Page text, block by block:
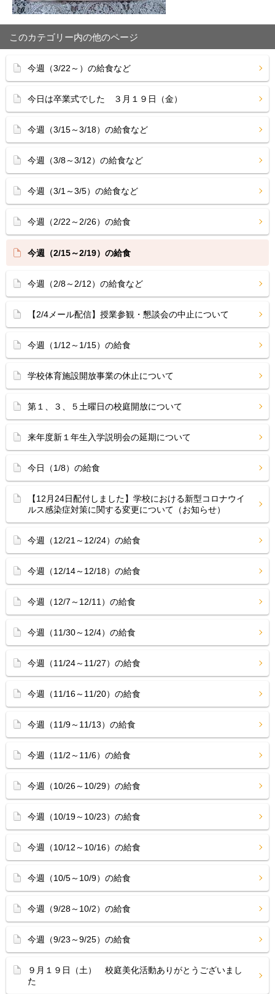
このカテゴリー内の他のページ
今週（3/22～）の給食など
今日は卒業式でした ３月１９日（金）
今週（3/15～3/18）の給食など
今週（3/8～3/12）の給食など
今週（3/1～3/5）の給食など
今週（2/22～2/26）の給食
今週（2/15～2/19）の給食
今週（2/8～2/12）の給食など
【2/4メール配信】授業参観・懇談会の中止について
今週（1/12～1/15）の給食
学校体育施設開放事業の休止について
第１、３、５土曜日の校庭開放について
来年度新１年生入学説明会の延期について
今日（1/8）の給食
【12月24日配付しました】学校における新型コロナウイ
ルス感染症対策に関する変更について（お知らせ）
今週（12/21～12/24）の給食
今週（12/14～12/18）の給食
今週（12/7～12/11）の給食
今週（11/30～12/4）の給食
今週（11/24～11/27）の給食
今週（11/16～11/20）の給食
今週（11/9～11/13）の給食
今週（11/2～11/6）の給食
今週（10/26～10/29）の給食
今週（10/19～10/23）の給食
今週（10/12～10/16）の給食
今週（10/5～10/9）の給食
今週（9/28～10/2）の給食
今週（9/23～9/25）の給食
９月１９日（土） 校庭美化活動ありがとうございまし
た